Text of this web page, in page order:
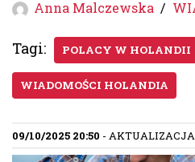
Anna Malczewska
Tagi: POLACY W HOLANDII
WIADOMOŚCI HOLANDIA
09/10/2025 20:50 - AKTUALIZACJA